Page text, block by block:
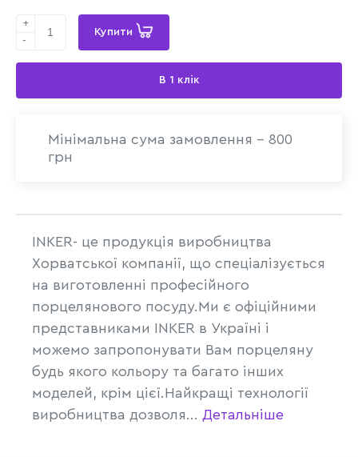
+
-
Купити
В 1 клік
Мінімальна сума замовлення - 800
грн
INKER- це продукція виробництва
Хорватської компанії, що спеціалізується
на виготовленні професійного
порцелянового посуду.Ми є офіційними
представниками INKER в Україні і
можемо запропонувати Вам порцеляну
будь якого кольору та багато інших
моделей, крім цієї.Найкращі технології
виробництва дозволя... Детальніше